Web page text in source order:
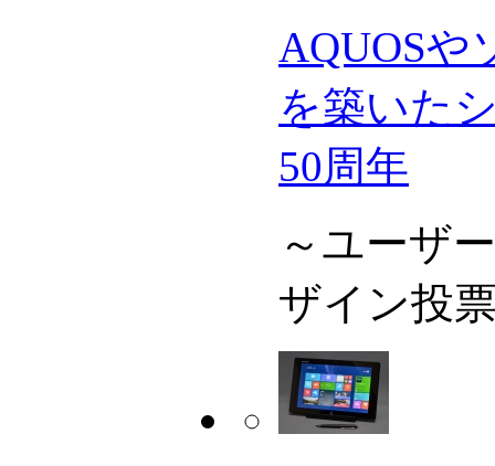
AQUOSや
を築いた
50周年
～ユーザ
ザイン投